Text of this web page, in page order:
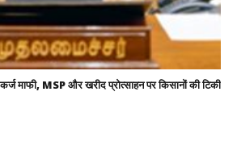
माफी, MSP और खरीद प्रोत्साहन पर किसानों की टिकी